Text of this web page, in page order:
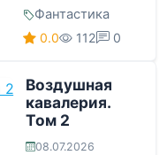
Фантастика
0.0 112 0
Воздушная
кавалерия.
Том 2
08.07.2026